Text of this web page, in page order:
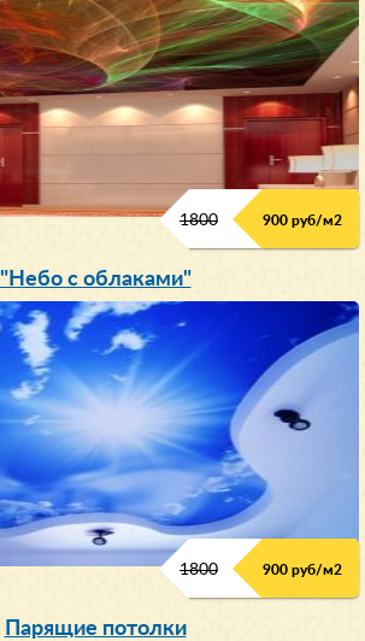
1800 900 руб/м2
"Небо с облаками"
1800 900 руб/м2
Парящие потолки